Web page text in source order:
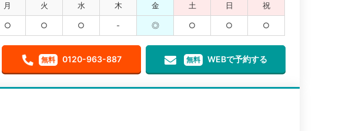
月 火 水 木 金 土 日 祝
○ ○ ○ - ◎ ○ ○ ○
無料 0120-963-887 無料 WEBで予約する